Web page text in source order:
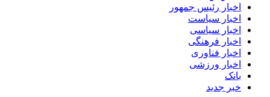
اخبار رئیس جمهور
اخبار سیاست
اخبار سیاسی
اخبار فرهنگی
اخبار فناوری
اخبار ورزشی
بانک
خبر جدید